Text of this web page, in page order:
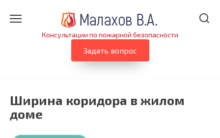
Консультации по пожарной безопасности
Задать вопрос
Ширина коридора в жилом
доме